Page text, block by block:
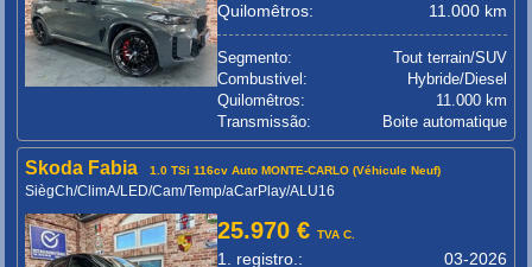
Quilomêtros:
11.000 km
Segmento:
Tout terrain/SUV
Combustivel:
Hybride/Diesel
Quilomêtros:
11.000 km
Transmissão:
Boite automatique
Skoda Fabia 1.0 TSi 116cv Auto MONTE-CARLO (Véhicule Neuf)
SiègCh/ClimA/LED/Cam/Temp/aCarPlay/ALU16
25.970 €TVA C.
1. registro.:
03-2026